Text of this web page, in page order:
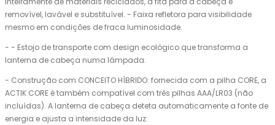
removível, lavável e substituível. - Faixa refletora para visibilidade
mesmo em condições de fraca luminosidade.
- - Estojo de transporte com design ecológico que transforma a
lanterna de cabeça numa lâmpada.
- Construção com CONCEITO HÍBRIDO: fornecida com a pilha CORE, a
ACTIK CORE é também compatível com três pilhas AAA/LR03 (não
incluídas). A lanterna de cabeça deteta automaticamente a fonte de
energia e ajusta a intensidade da luz.